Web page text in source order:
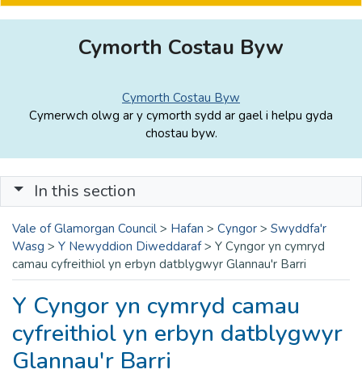
Cymorth Costau Byw
Cymorth Costau Byw
Cymerwch olwg ar y cymorth sydd ar gael i helpu gyda
chostau byw.
In this section
Vale of Glamorgan Council > Hafan > Cyngor > Swyddfa'r
Wasg > Y Newyddion Diweddaraf> Y Cyngor yn cymryd
camau cyfreithiol yn erbyn datblygwyr Glannau'r Barri
Y Cyngor yn cymryd camau
cyfreithiol yn erbyn datblygwyr
Glannau'r Barri